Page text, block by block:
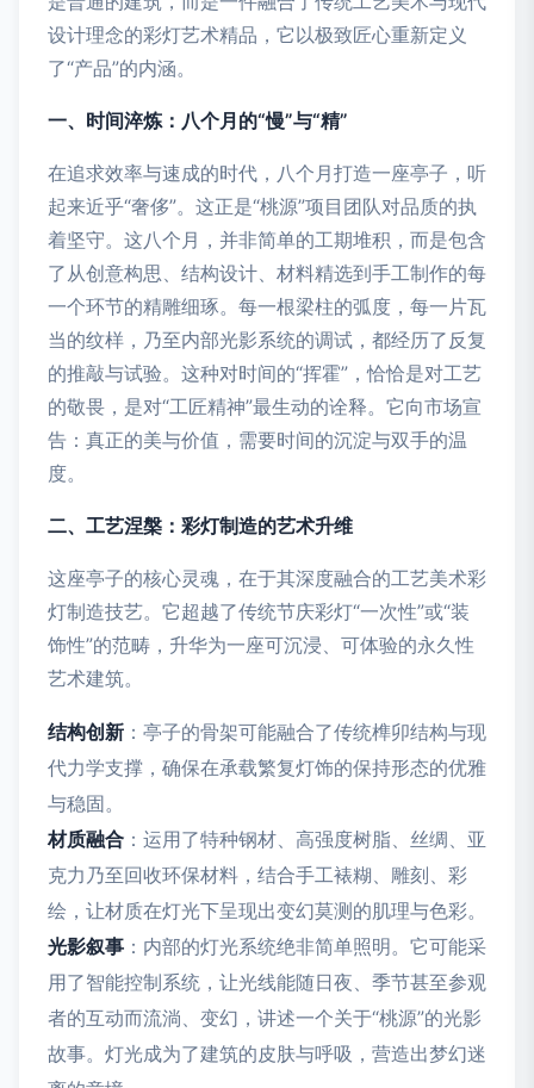
设计理念的彩灯艺术精品，它以极致匠心重新定义
了“产品”的内涵。
一、时间淬炼：八个月的“慢”与“精”
在追求效率与速成的时代，八个月打造一座亭子，听
起来近乎“奢侈”。这正是“桃源”项目团队对品质的执
着坚守。这八个月，并非简单的工期堆积，而是包含
了从创意构思、结构设计、材料精选到手工制作的每
一个环节的精雕细琢。每一根梁柱的弧度，每一片瓦
当的纹样，乃至内部光影系统的调试，都经历了反复
的推敲与试验。这种对时间的“挥霍”，恰恰是对工艺
的敬畏，是对“工匠精神”最生动的诠释。它向市场宣
告：真正的美与价值，需要时间的沉淀与双手的温
度。
二、工艺涅槃：彩灯制造的艺术升维
这座亭子的核心灵魂，在于其深度融合的工艺美术彩
灯制造技艺。它超越了传统节庆彩灯“一次性”或“装
饰性”的范畴，升华为一座可沉浸、可体验的永久性
艺术建筑。
结构创新 ：亭子的骨架可能融合了传统榫卯结构与现
代力学支撑，确保在承载繁复灯饰的保持形态的优雅
与稳固。
材质融合 ：运用了特种钢材、高强度树脂、丝绸、亚
克力乃至回收环保材料，结合手工裱糊、雕刻、彩
绘，让材质在灯光下呈现出变幻莫测的肌理与色彩。
光影叙事 ：内部的灯光系统绝非简单照明。它可能采
用了智能控制系统，让光线能随日夜、季节甚至参观
者的互动而流淌、变幻，讲述一个关于“桃源”的光影
故事。灯光成为了建筑的皮肤与呼吸，营造出梦幻迷